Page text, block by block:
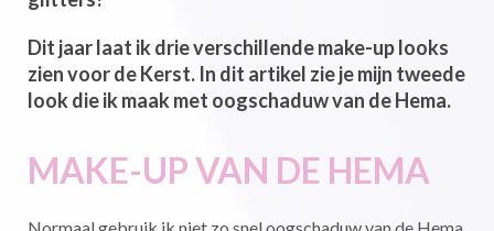
Dit jaar laat ik drie verschillende make-up looks
zien voor de Kerst. In dit artikel zie je mijn tweede
look die ik maak met oogschaduw van de Hema.
MAKE-UP VAN DE HEMA